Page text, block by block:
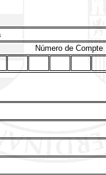
Número de Compte